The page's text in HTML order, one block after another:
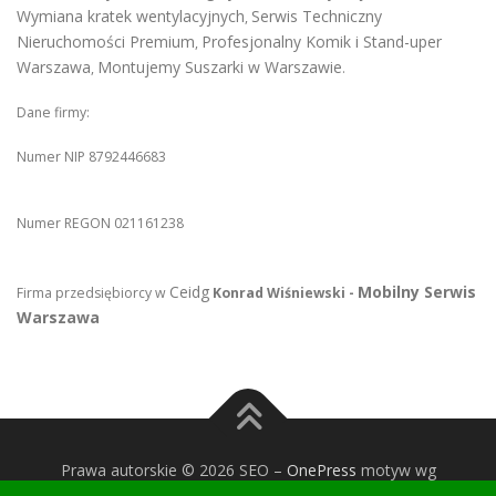
Wymiana kratek wentylacyjnych, Serwis Techniczny
Nieruchomości Premium, Profesjonalny Komik i Stand-uper
Warszawa, Montujemy Suszarki w Warszawie.
Dane firmy:
Numer NIP 8792446683
Numer REGON 021161238
Firma przedsiębiorcy w Ceidg Konrad Wiśniewski - Mobilny Serwis
Warszawa
Prawa autorskie © 2026 SEO – OnePress motyw wg